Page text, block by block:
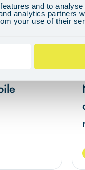
and to
analytics partners
your use of their
11 min